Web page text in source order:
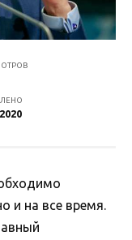
и на все время.